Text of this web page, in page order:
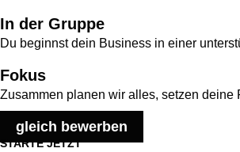
In der Gruppe
Du beginnst dein Business in einer
Fokus
Zusammen planen wir alles, setzen
gleich bewerben
STARTE JETZT